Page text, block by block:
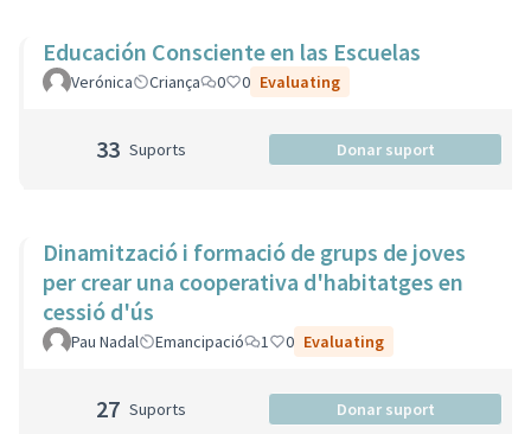
Educación Consciente en las Escuelas
Verónica Criança 0 0 Evaluating
33 Suports Donar suport
Dinamització i formació de grups de joves
per crear una cooperativa d'habitatges en
cessió d'ús
Pau Nadal Emancipació 1 0 Evaluating
27 Suports Donar suport